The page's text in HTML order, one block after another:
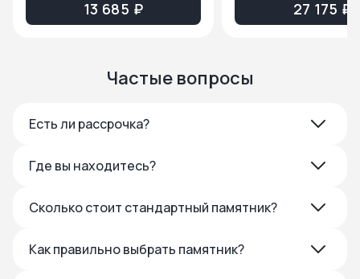
13 685 ₽ 27 175 ₽
Частые вопросы
Есть ли рассрочка?
Где вы находитесь?
Сколько стоит стандартный памятник?
Как правильно выбрать памятник?